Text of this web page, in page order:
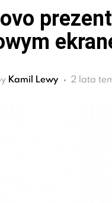
Kamil Lewy 2 lata